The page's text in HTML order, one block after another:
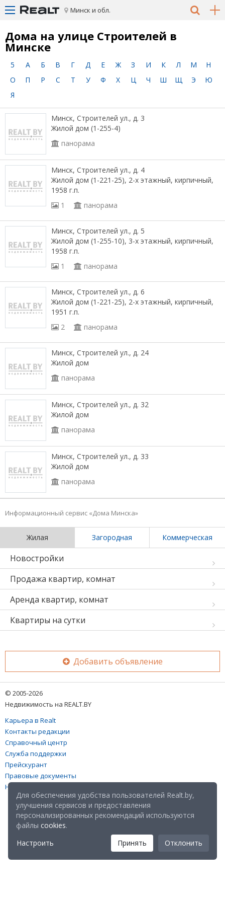
Минск и обл.
Дома на улице Строителей в
Минске
5 А Б В Г Д Е Ж З И К Л М
Н
О
П Р С Т У Ф Х Ц Ч Ш Щ Э
Ю
Я
Минск, Строителей ул., д. 3
Жилой дом (1-255-4)
панорама
Минск, Строителей ул., д. 4
Жилой дом (1-221-25), 2-х этажный, кирпичный,
1958 г.п.
1
панорама
Минск, Строителей ул., д. 5
Жилой дом (1-255-10), 3-х этажный, кирпичный,
1958 г.п.
1
панорама
Минск, Строителей ул., д. 6
Жилой дом (1-221-25), 2-х этажный, кирпичный,
1951 г.п.
2
панорама
Минск, Строителей ул., д. 24
Жилой дом
панорама
Минск, Строителей ул., д. 32
Жилой дом
панорама
Минск, Строителей ул., д. 33
Жилой дом
панорама
Информационный сервис «Дома Минска»
Жилая Загородная Коммерческая
Новостройки
Продажа квартир, комнат
Аренда квартир, комнат
Квартиры на сутки
Добавить объявление
© 2005-2026
Недвижимость на REALT.BY
Карьера в Realt
Контакты редакции
Справочный центр
Служба поддержки
Прейскурант
Правовые документы
Настройка файлов cookies
Для обеспечения удобства пользователей Realt.by,
улучшения сервисов и предоставления
персонализированных рекомендаций используются
файлы cookies.
Настроить
Принять Отклонить